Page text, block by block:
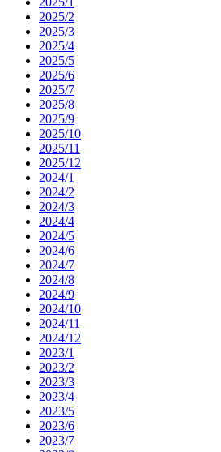
2025/2
2025/3
2025/4
2025/5
2025/6
2025/7
2025/8
2025/9
2025/10
2025/11
2025/12
2024/1
2024/2
2024/3
2024/4
2024/5
2024/6
2024/7
2024/8
2024/9
2024/10
2024/11
2024/12
2023/1
2023/2
2023/3
2023/4
2023/5
2023/6
2023/7